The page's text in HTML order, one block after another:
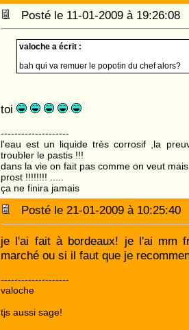
Posté le 11-01-2009 à
valoche a écrit :
bah qui va remuer le popotin du chef alors?
toi
--------------------
l'eau est un liquide très corrosif ,la
troubler le pastis !!!
dans la vie on fait pas comme on veut
prost !!!!!!!! .....
ça ne finira jamais
Posté le 21-01-2009 à
je l'ai fait à bordeaux! je l'ai mm
marché ou si il faut que je
--------------------
valoche
tjs aussi sage!